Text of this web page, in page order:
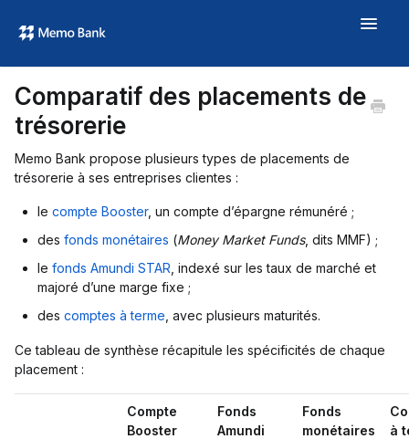
Toggle
À propos
Comparatif des placements de
trésorerie
Memo Bank propose plusieurs types de placements de
trésorerie à ses entreprises clientes :
le compte Booster, un compte d’épargne rémunéré ;
des fonds monétaires (Money Market Funds, dits MMF) ;
le fonds Amundi STAR , indexé sur les taux de marché et
majoré d’une marge fixe ;
des comptes à terme , avec plusieurs maturités.
Ce tableau de synthèse récapitule les spécificités de chaque
placement :
Compte
Booster
Fonds
Amundi
Fonds
monétaires
à